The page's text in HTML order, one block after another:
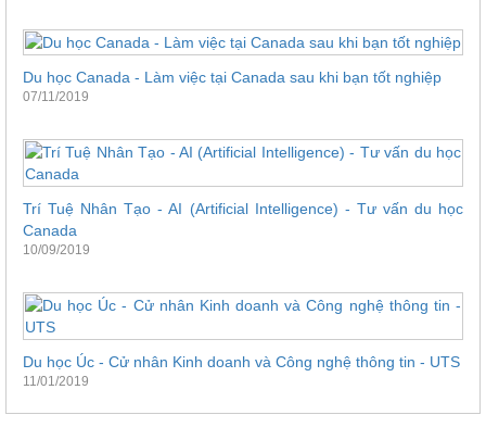
Du học Canada - Làm việc tại Canada sau khi bạn tốt nghiệp
07/11/2019
Trí Tuệ Nhân Tạo - AI (Artificial Intelligence) - Tư vấn du học
Canada
10/09/2019
Du học Úc - Cử nhân Kinh doanh và Công nghệ thông tin - UTS
11/01/2019